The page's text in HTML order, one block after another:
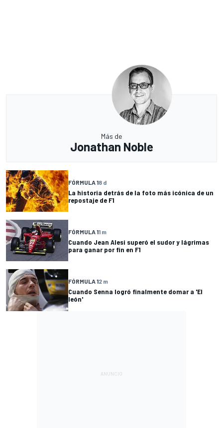
Más de
Jonathan Noble
FÓRMULA 18 d
La historia detrás de la foto más icónica de un
repostaje de F1
FÓRMULA 11 m
Cuando Jean Alesi superó el sudor y lágrimas
para ganar por fin en F1
FÓRMULA 12 m
Cuando Senna logró finalmente domar a 'El
león'